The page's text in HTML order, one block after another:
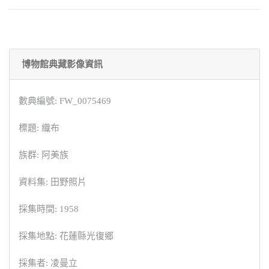
博物館典藏影像資訊
數典編號: FW_0075469
標題: 織布
族群: 阿美族
資料集: 田野照片
採集時間: 1958
採集地點: 花蓮縣光復鄉
採集者: 凌曼立